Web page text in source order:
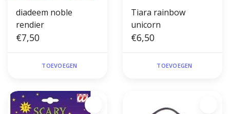
diadeem noble
rendier
€7,50
TOEVOEGEN
Tiara rainbow
unicorn
€6,50
TOEVOEGEN